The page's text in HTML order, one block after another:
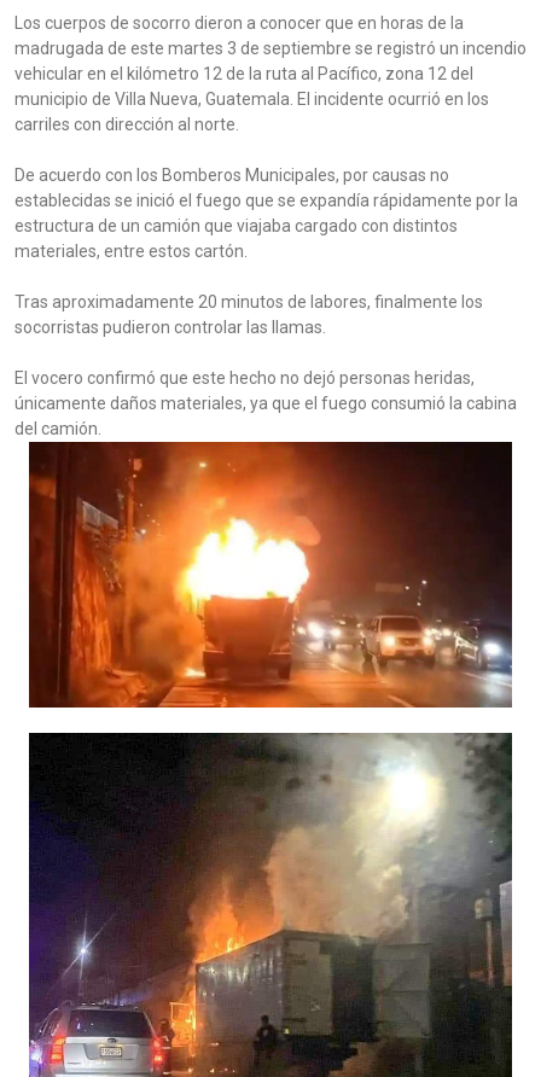
Los cuerpos de socorro dieron a conocer que en horas de la
madrugada de este martes 3 de septiembre se registró un incendio
vehicular en el kilómetro 12 de la ruta al Pacífico, zona 12 del
municipio de Villa Nueva, Guatemala. El incidente ocurrió en los
carriles con dirección al norte.
De acuerdo con los Bomberos Municipales, por causas no
establecidas se inició el fuego que se expandía rápidamente por la
estructura de un camión que viajaba cargado con distintos
materiales, entre estos cartón.
Tras aproximadamente 20 minutos de labores, finalmente los
socorristas pudieron controlar las llamas.
El vocero confirmó que este hecho no dejó personas heridas,
únicamente daños materiales, ya que el fuego consumió la cabina
del camión.